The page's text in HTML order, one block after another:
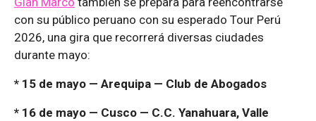
con su público peruano con su esperado Tour Perú
2026, una gira que recorrerá diversas ciudades
durante mayo:
* 15 de mayo — Arequipa — Club de Abogados
* 16 de mayo — Cusco — C.C. Yanahuara, Valle